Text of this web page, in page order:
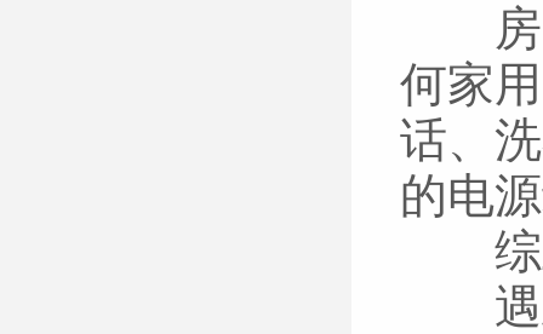
房屋
何家
话、
的电
综上
遇到